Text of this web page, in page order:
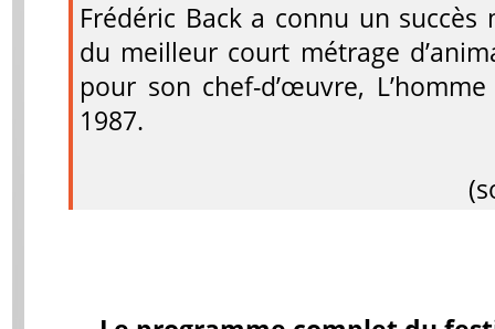
Frédéric Back a connu un succès
du meilleur court métrage
pour son chef-d’œuvre,
1987.